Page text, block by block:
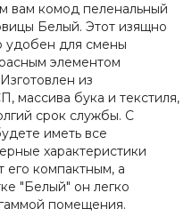
вам комод пеленальный
Белый. Этот изящно
удобен для смены
элементом
из
массива бука и текстиля,
срок службы. С
иметь все
характеристики
его компактным, а
"Белый" он легко
помещения.